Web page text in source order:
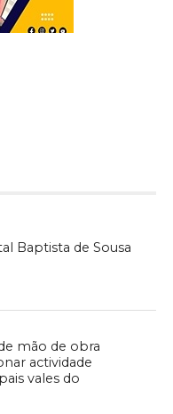
Baptista de Sousa
mão de obra
actividade
vales do